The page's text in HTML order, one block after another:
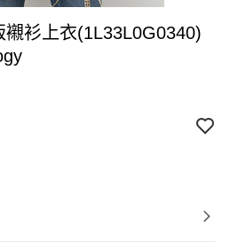
衫上衣(1L33L0G0340)